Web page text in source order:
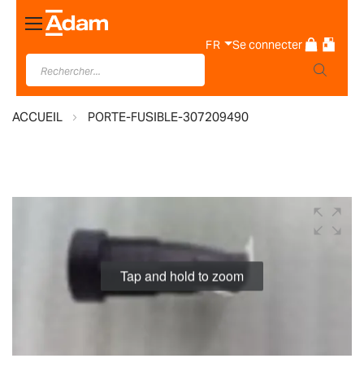
Basculer
la
navigation
FR Se connecter
ACCUEIL PORTE-FUSIBLE-307209490
Tap and hold to zoom